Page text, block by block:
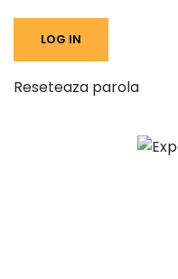
Reseteaza parola